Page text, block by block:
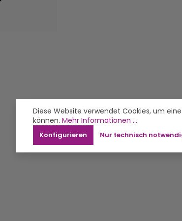
Diese Website verwendet Cookies, um
können. Mehr Informationen ...
Nur technisch
Konfigurieren